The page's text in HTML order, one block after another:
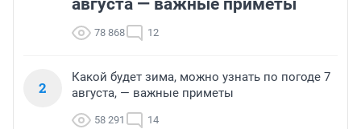
августа — важные приметы
78 868 12
2
Какой будет зима, можно узнать по погоде 7
августа, — важные приметы
58 291 14